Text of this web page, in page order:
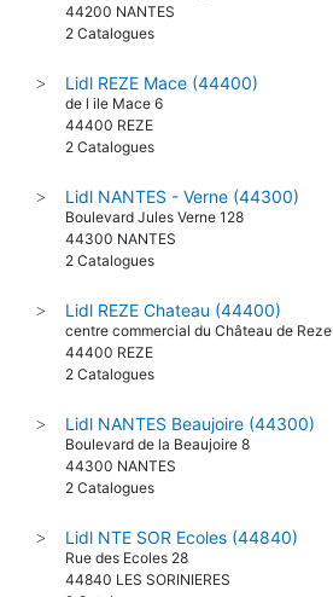
44200 NANTES
2 Catalogues
> Lidl REZE Mace (44400)
de l ile Mace 6
44400 REZE
2 Catalogues
> Lidl NANTES - Verne (44300)
Boulevard Jules Verne 128
44300 NANTES
2 Catalogues
> Lidl REZE Chateau (44400)
centre commercial du Château de Reze
44400 REZE
2 Catalogues
> Lidl NANTES Beaujoire (44300)
Boulevard de la Beaujoire 8
44300 NANTES
2 Catalogues
> Lidl NTE SOR Ecoles (44840)
Rue des Ecoles 28
44840 LES SORINIERES